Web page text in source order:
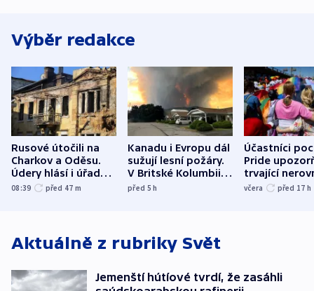
Výběr redakce
Rusové útočili na
Charkov a Oděsu.
Údery hlásí i úřady v
Bělgorodu
08:39 před 47 m
Kanadu i Evropu dál
sužují lesní požáry.
V Britské Kolumbii
evakuovali tisíce lidí
před 5h
Účastníci
Pride
trvající
včera před 17 h
Aktuálně z rubriky Svět
Jemenští hútíové tvrdí, že zasáhli